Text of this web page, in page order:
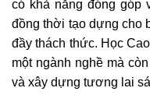
có khả năng đóng góp
đồng thời tạo dựng cho
đầy thách thức. Học
một ngành nghề mà
và xây dựng tương lai